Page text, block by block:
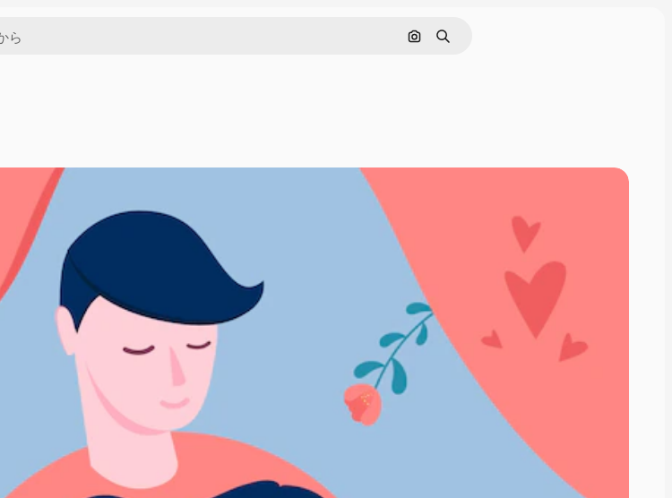
画像で検索
検索